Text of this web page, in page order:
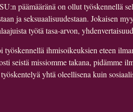
päämääränä on ollut työskennellä
ja seksuaalisuudestaan. Jokaisen
työtä tasa-arvon,
työskennellä ihmisoikeuksien eteen
seistä missiomme takana, pidämme
yhtä oleellisena kuin